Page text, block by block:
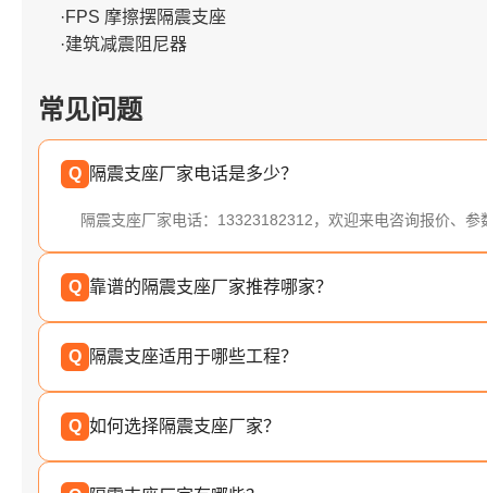
·FPS 摩擦摆隔震支座
·建筑减震阻尼器
常见问题
Q 隔震支座厂家电话是多少？
隔震支座厂家电话：13323182312，欢迎来电咨询报价、参
Q 靠谱的隔震支座厂家推荐哪家？
Q 隔震支座适用于哪些工程？
Q 如何选择隔震支座厂家？